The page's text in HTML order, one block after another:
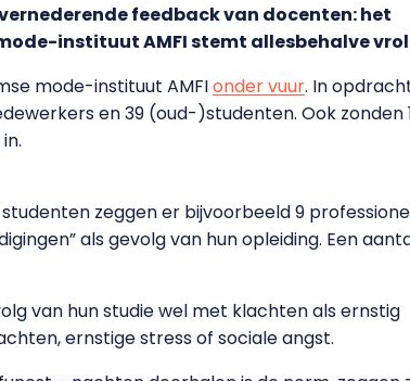
feedback van docenten: het
instituut AMFI stemt allesbehalve
mode-instituut AMFIonder vuur. In
en 39 (oud-)studenten. Ook zonden
zeggen er bijvoorbeeld 9
als gevolg van hun opleiding. Een
van hun studie wel met klachten als ernstig
ernstige stress of sociale angst.